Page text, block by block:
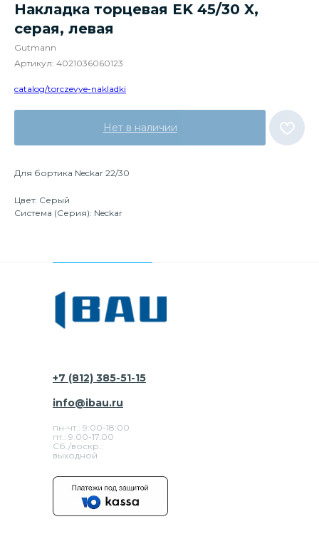
Накладка торцевая EK 45/30 X,
серая, левая
Gutmann
Артикул: 4021036060123
catalog/torczevye-nakladki
Нет в наличии
Для бортика Neckar 22/30
Цвет: Серый
Система (Серия): Neckar
+7 (812) 385-51-15
пн-чт.: 9:00-18:00
пт.: 9.00-17.00
Сб./воскр.:
выходной
info@ibau.ru